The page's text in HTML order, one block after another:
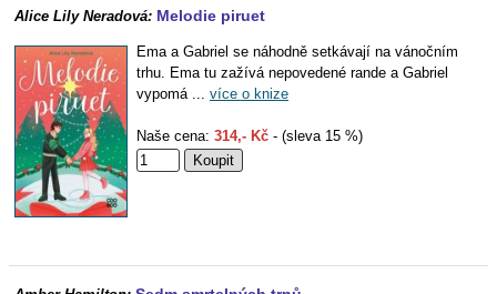
Alice Lily Neradová: Melodie piruet
Ema a Gabriel se náhodně setkávají na vánočním
trhu. Ema tu zažívá nepovedené rande a Gabriel
vypomá ... více o knize
Naše cena: 314,- Kč - (sleva 15 %)